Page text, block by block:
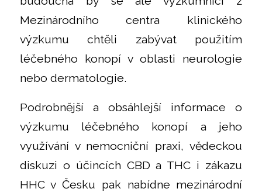
Mezinárodního centra klinického
výzkumu chtěli zabývat použitím
léčebného konopí v oblasti neurologie
nebo dermatologie.
Podrobnější a obsáhlejší informace o
výzkumu léčebného konopí a jeho
využívání v nemocniční praxi, vědeckou
diskuzi o účincích CBD a THC i zákazu
HHC v Česku pak nabídne mezinárodní